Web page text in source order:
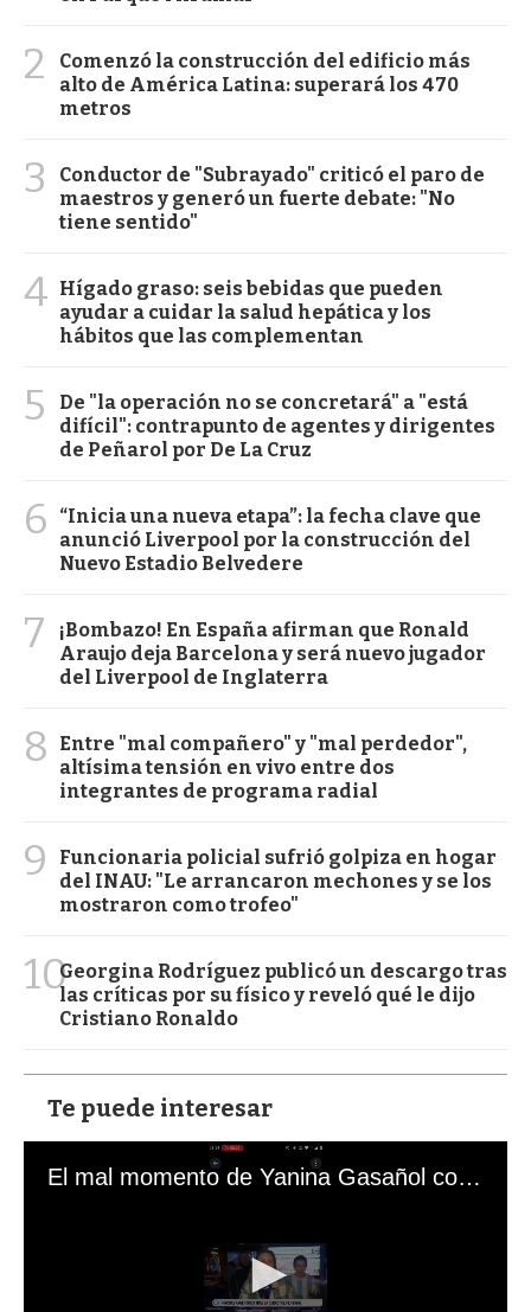
2
Comenzó la construcción del edificio más
alto de América Latina: superará los 470
metros
3
Conductor de "Subrayado" criticó el paro de
maestros y generó un fuerte debate: "No
tiene sentido"
4 Hígado graso: seis bebidas que pueden
ayudar a cuidar la salud hepática y los
hábitos que las complementan
5
De "la operación no se concretará" a "está
difícil": contrapunto de agentes y dirigentes
de Peñarol por De La Cruz
6
“Inicia una nueva etapa”: la fecha clave que
anunció Liverpool por la construcción del
Nuevo Estadio Belvedere
7
¡Bombazo! En España afirman que Ronald
Araujo deja Barcelona y será nuevo jugador
del Liverpool de Inglaterra
8
Entre "mal compañero" y "mal perdedor",
altísima tensión en vivo entre dos
integrantes de programa radial
9
Funcionaria policial sufrió golpiza en hogar
del INAU: "Le arrancaron mechones y se los
mostraron como trofeo"
10Georgina Rodríguez publicó un descargo tras
las críticas por su físico y reveló qué le dijo
Cristiano Ronaldo
Te puede interesar
El mal momento de Yanina Gasañol con un hincha argentino en "Subrayado"